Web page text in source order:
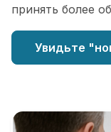
принять более
Увидьте